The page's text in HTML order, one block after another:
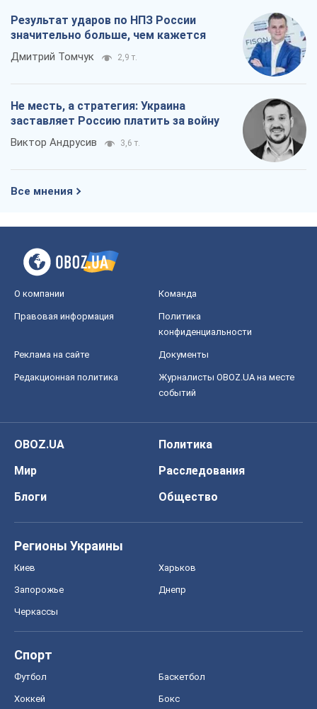
Результат ударов по НПЗ России
значительно больше, чем кажется
Дмитрий Томчук 2,9 т.
Не месть, а стратегия: Украина
заставляет Россию платить за войну
Виктор Андрусив 3,6 т.
Все мнения
О компании Команда
Правовая информация
Политика
конфиденциальности
Реклама на сайте Документы
Редакционная политика
Журналисты OBOZ.UA на месте
событий
OBOZ.UA
Политика
Мир
Расследования
Блоги
Общество
Регионы Украины
Киев Харьков
Запорожье Днепр
Черкассы
Спорт
Футбол Баскетбол
Хоккей Бокс